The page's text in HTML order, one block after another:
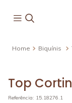
Biquínis
Top
Referência: 15.18276.1